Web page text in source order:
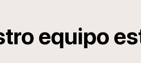
equipo